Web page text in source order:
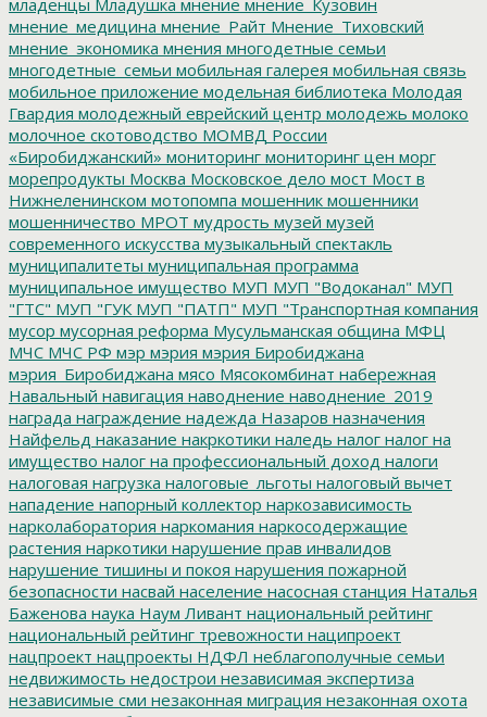
мнение_медицина мнение_Райт Мнение_Тиховский
мнение_экономика мнения многодетные семьи
многодетные_семьи мобильная галерея мобильная связь
мобильное приложение модельная библиотека Молодая
Гвардия молодежный еврейский центр молодежь молоко
молочное скотоводство МОМВД России
«Биробиджанский» мониторинг мониторинг цен морг
морепродукты Москва Московское дело мост Мост в
Нижнеленинском мотопомпа мошенник мошенники
мошенничество МРОТ мудрость музей музей
современного искусства музыкальный спектакль
муниципалитеты муниципальная программа
муниципальное имущество МУП МУП "Водоканал" МУП
"ГТС" МУП "ГУК МУП "ПАТП" МУП "Транспортная компания
мусор мусорная реформа Мусульманская община МФЦ
МЧС МЧС РФ мэр мэрия мэрия Биробиджана
мэрия_Биробиджана мясо Мясокомбинат набережная
Навальный навигация наводнение наводнение_2019
награда награждение надежда Назаров назначения
Найфельд наказание накркотики наледь налог налог на
имущество налог на профессиональный доход налоги
налоговая нагрузка налоговые_льготы налоговый вычет
нападение напорный коллектор наркозависимость
нарколаборатория наркомания наркосодержащие
растения наркотики нарушение прав инвалидов
нарушение тишины и покоя нарушения пожарной
безопасности насвай население насосная станция Наталья
Баженова наука Наум Ливант национальный рейтинг
национальный рейтинг тревожности наципроект
нацпроект нацпроекты НДФЛ неблагополучные семьи
недвижимость недострои независимая экспертиза
независимые сми незаконная миграция незаконная охота